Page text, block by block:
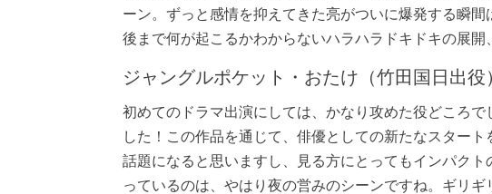
ーン。ずっと感情を抑えてきた亮がついに爆発する瞬
後まで何が起こるかわからないハラハラドキドキの展開
ジャングルポケット・おたけ（竹田国日出役
初めてのドラマ出演にしては、かなり攻めた役どころ
した！この作品を通じて、俳優としての新たなスター
話題になると思いますし、見る方にとってもインパク
っているのは、やはり夜の営みのシーンですね。ギリ